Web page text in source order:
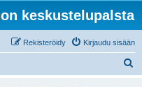
keskustelupalsta
Kirjaudu sisään
Rekisteröidy